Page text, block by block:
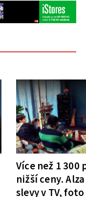
Více než 1
nižší ceny.
slevy v TV,